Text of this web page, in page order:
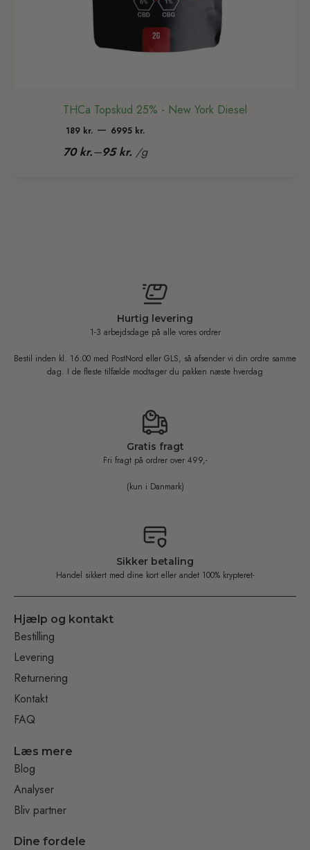
THCa Topskud 25% - New York Diesel
189 kr. – 6995 kr.Prisinterval:
189 kr.
70kr.–95kr. /g
Hurtig levering
1-3 arbejdsdage på alle vores ordrer
Bestil inden kl. 16.00 med PostNord eller GLS, så afsender vi din ordre samme
dag. I de fleste tilfælde modtager du pakken næste hverdag
Gratis fragt
Fri fragt på ordrer over 499,-
(kun i Danmark)
Sikker betaling
Handel sikkert med dine kort eller andet 100% krypteret-
Hjælp og kontakt
Bestilling
Levering
Returnering
Kontakt
FAQ
Læs mere
Blog
Analyser
Bliv partner
Dine fordele